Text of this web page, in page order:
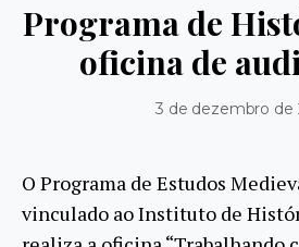
Programa de
oficina de
3 de dezembro de
O Programa de Estudos
vinculado ao Instituto de